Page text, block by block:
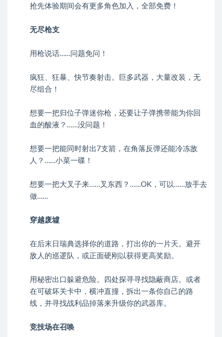
抢先体验期间会有更多角色加入，全部免费！
无尽枪支
用枪说话……问题免问！
疯狂、狂暴、快节奏射击。巨多武器，大量改装，无
尽组合！
想要一把归位子弹迷你枪，还要让子弹携带能为你回
血的酸液？……没问题！
想要一把能同时射出7支箭，在角落反弹还能冷冻敌
人？……小菜一碟！
想要一把大叉子来……叉东西？……OK，可以……放手去
做……
穿越废墟
在后末日瑞典选择你的道路，打出你的一片天。避开
敌人的巡逻队，或正面硬刚以获得更高奖励。
用秘密出口躲避危险。四处探寻寻找隐蔽商店。或者
在可破坏关卡中，横冲直撞，拆出一条你自己的路
线，并寻找战利品掉落来升级你的武器库。
竞技场在召唤